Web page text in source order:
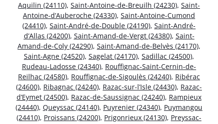
Aquilin (24110), Saint-Antoine-de-Breuilh (24230), Saint-
Antoine-d’Auberoche (24330), Saint-Antoine-Cumond
(24410), Saint-André-de-Double (24190), Saint-André-
d’Allas (24200), Saint-Amand-de-Vergt (24380), Saint-
Amand-de-Coly (24290), Saint-Amand-de-Belvès (24170),
Saint-Agne (24520), Sagelat (24170), Sadillac (24500),
Rudeau-Ladosse (24340), Rouffignac-Saint-Cernin-de-
Reilhac (24580), Rouffignac-de-Sigoulès (24240), Ribérac
(24600), Ribagnac (24240), Razac-sur-l’Isle (24430), Razac-
d’Eymet (24500), Razac-de-Saussignac (24240), Rampieux
(24440), Queyssac (24140), Puyrenier (24340), Puymangou
(24410), Proissans (24200), Prigonrieux (24130), Preyssac-